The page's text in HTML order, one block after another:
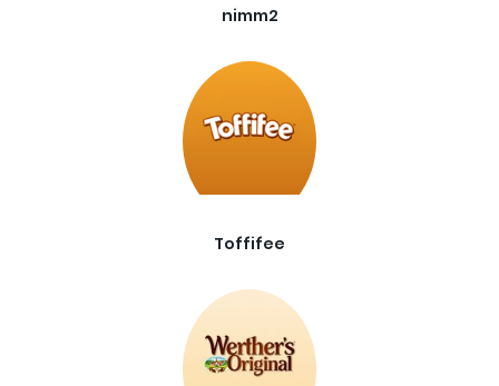
nimm2
Toffifee